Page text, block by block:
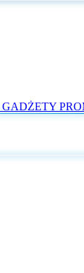
GADŻETY